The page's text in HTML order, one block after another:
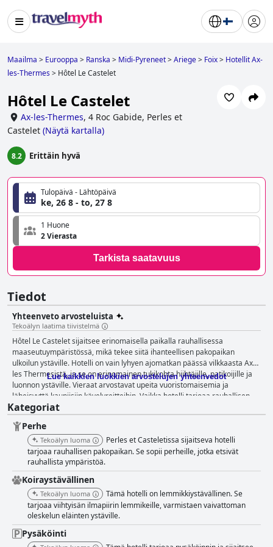
Maailma > Eurooppa > Ranska > Midi-Pyreneet>Ariege> Foix> Hotellit Ax-
les-Thermes> Hôtel Le Castelet
Hôtel Le Castelet
Ax-les-Thermes, 4 Roc Gabide, Perles et
Castelet (Näytä kartalla)
8.2 Erittäin hyvä
Tulopäivä - Lähtöpäivä
ke, 26 8 - to, 27 8
1 Huone
2 Vierasta
Tarkista saatavuus
Tiedot
Yhteenveto arvosteluista
Tekoälyn laatima tiivistelmä
Hôtel Le Castelet sijaitsee erinomaisella paikalla rauhallisessa
maaseutuympäristössä, mikä tekee siitä ihanteellisen pakopaikan
ulkoilun ystäville. Hotelli on vain lyhyen ajomatkan päässä vilkkaasta Ax
les Thermesistä, ja se on erinomainen tukikohta hiihtäjille, patikoijille ja
luonnon ystäville. Vieraat arvostavat upeita vuoristomaisemia ja
läheisyyttä kauniisiin kävelyreitteihin. Vaikka hotelli tarjoaa rauhallisen
pakopaikan pois kaupungin melusta, se on silti kätevästi lähellä
hiihtohissejä, ravintoloita ja kauppoja, mikä tarjoaa täydellisen
tasapainon rauhallisuuden ja saavutettavuuden välillä. Hôtel Le
Castelet'n aamiainen on erittäin kehuttu sen monipuolisuudesta ja
laadusta. Vieraat kuvailevat tarjontaa jatkuvasti runsaaksi, herkulliseksi ja
hyvin hinnoitelluksi. Tunnelmaa parantavat entisestään näkymät puihin ja
huomaavainen palvelu, joka ottaa huomioon ruokavaliotarpeet. Kaiken
kaikkiaan aamiaiskokemus on merkittävä kohokohta vierailijoille. Hotellin
huoneet ovat tilavia ja siistejä, ja niissä on suuret terassit ja parvekkeet,
joista on kauniit vuoristonäkymät. Vaikka jotkin kalusteet saattavat
vaikuttaa vanhentuneilta, yleinen tunnelma on viihtyisä ja hyvin hoidettu.
Huolimatta pienistä ongelmista, kuten himmeästä valaistuksesta ja
meluhaitoista, vieraat pitävät huoneita mukavina ja toimivina. Siisteys on
Lue kaikkien luokkien arvostelujen yhteenvedot
Kategoriat
Perhe
Tekoälyn luoma
Perles et Casteletissa sijaitseva hotelli
tarjoaa rauhallisen pakopaikan. Se sopii perheille, jotka etsivät
rauhallista ympäristöä.
Koiraystävällinen
Tekoälyn luoma
Tämä hotelli on lemmikkiystävällinen. Se
tarjoaa viihtyisän ilmapiirin lemmikeille, varmistaen vaivattoman
oleskelun eläinten ystäville.
Pysäköinti